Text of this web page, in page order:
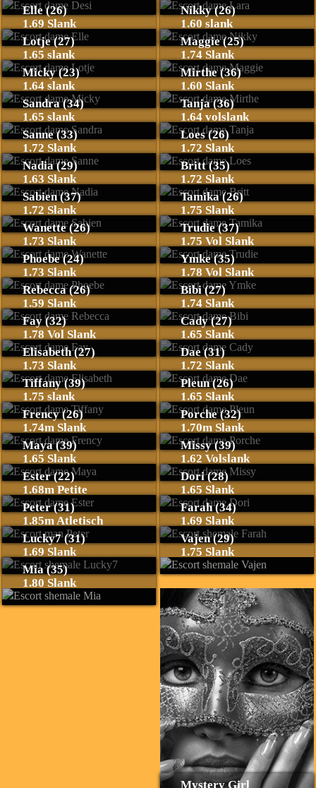
Elle (26)
1.69 Slank
Nikky (26)
1.60 slank
Lotje (27)
1.65 slank
Maggie (25)
1.74 Slank
Micky (23)
1.64 slank
Mirthe (36)
1.60 Slank
Sandra (34)
1.65 slank
Tanja (36)
1.64 volslank
Sanne (33)
1.72 Slank
Loes (26)
1.72 Slank
Nadia (29)
1.63 Slank
Britt (35)
1.72 Slank
Sabien (37)
1.72 Slank
Tamika (26)
1.75 Slank
Wanette (26)
1.73 Slank
Trudie (37)
1.75 Vol Slank
Phoebe (24)
1.73 Slank
Ymke (35)
1.78 Vol Slank
Rebecca (26)
1.59 Slank
Bibi (27)
1.74 Slank
Fay (32)
1.78 Vol Slank
Cady (27)
1.65 Slank
Elisabeth (27)
1.73 Slank
Dae (31)
1.72 Slank
Tiffany (39)
1.75 slank
Pleun (26)
1.65 Slank
Frency (26)
1.74m Slank
Porche (32)
1.70m Slank
Maya (39)
1.65 Slank
Missy (39)
1.62 Volslank
Ester (22)
1.68m Petite
Dori (28)
1.65 Slank
Peter (31)
1.85m Atletisch
Farah (34)
1.69 Slank
Lucky7 (31)
1.69 Slank
Vajen (29)
1.75 Slank
Mia (35)
1.80 Slank
Mystery Girl